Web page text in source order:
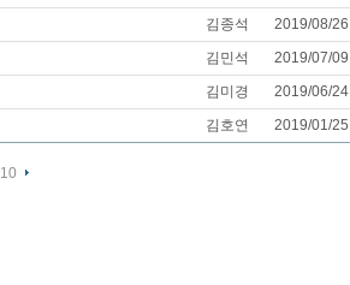
김종석 2019/08/26
김민석 2019/07/09
김미경 2019/06/24
김호연 2019/01/25
10